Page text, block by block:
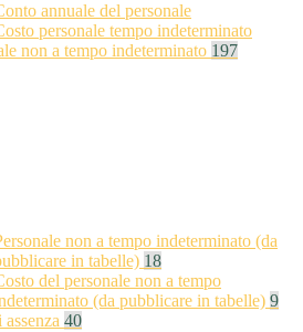
annuale del personale
personale tempo indeterminato
non a tempo indeterminato 197
non a tempo indeterminato (da
in tabelle) 18
del personale non a tempo
(da pubblicare in tabelle) 9
40